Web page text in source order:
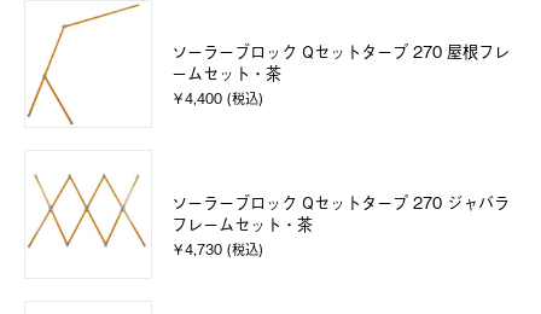
ソーラーブロック Qセットタープ 270 屋根フレ
ームセット・茶
￥4,400 (税込)
ソーラーブロック Qセットタープ 270 ジャバラ
フレームセット・茶
￥4,730 (税込)